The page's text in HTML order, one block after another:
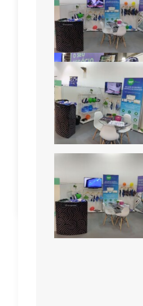
11 de Fevereiro, 2022
by VIMAPONTO